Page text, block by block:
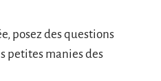
posez des questions
petites manies des